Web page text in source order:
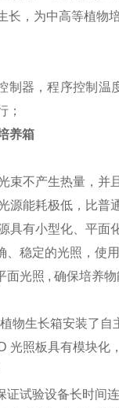
长，为中高等植物
制器，程序控制温
；
养箱
束不产生热量，并
源能耗极低，比普
具有小型化、平面
、稳定的光照，使
面光照 , 确保培养
物生长箱安装了
光照板具有模块化
证试验设备长时间